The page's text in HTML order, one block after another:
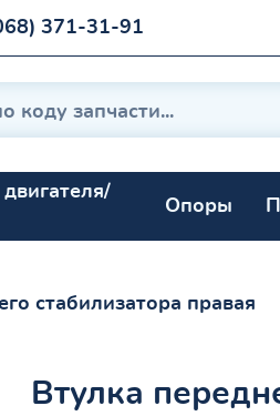
371-31-91
Опоры
стабилизатора правая
Втулка